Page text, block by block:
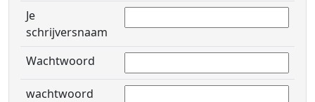
Je
schrijversnaam
Wachtwoord
wachtwoord